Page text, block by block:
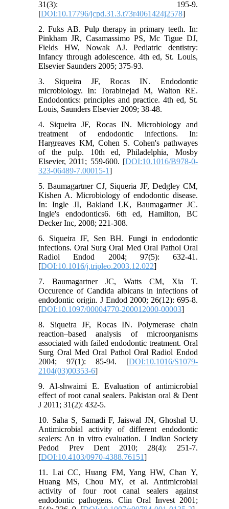
شد. پلیت ها در دمای 37 درجه سانتی گراد و به
مدت 48 ساعت انکوبه شدند. سپس قطر هاله
عدم رشد توسط کولیس برحسب میلی­متر اندازه
گیری شد. از تست کروسکال_والیس جهت
آنالیزهای آماری استفاده شد و حد معنی داری
کمتر از 0.05 برای تعیین معناداری اختلاف، در
نظر گرفته شد.
داری را بین میانه قطر هاله عدم رشد سه ماده
مورد بررسی نشان داد)
001/0
.(p< میانگین قطر
منطقه ممانعت از رشد قارچ به طور معناداری
ZOEبیشتر ازMetapexوSealapex
نتیجه گیری:براساس یافته های این مطالعه،
ZOE
از خاصیت ضدقارچ بیشتری نسبت
بهMetapexوSealapexبرخوردار
می باشد.
کلید واژه ها:پالپکتومی، کاندیداآلبیکانس، مواد
پرکننده کانال ریشه
وصول مقاله : 12/05/1394پذیرش مقاله:
15/08/1394
نویسنده مسوول: دکتر سمیه خرطومیان طوسی
so_khoramian@yahoo.com
مقدمه
گر چه درک اهمیت نگهداری دندان­های شیری
شیری، زودتر از هنگام از دست می­روند. دندان­های
شیری علاوه بر ایفای نقش زیبایی، تکلمی و
عملکردی، مسئولیت حفظ فضای دندان های
دائمی را نیز بر عهده دارند و لذا ضروری بنظر
می رسد تا جهت جلوگیری از مال اکلوژن، تا
پایان دوره خود، در دهان باقی بمانند. اما
متاسفانه به دلیل بالا بودن میزان پوسیدگی و
وضعیت آناتومیک، پالپ آنها سریعا درگیر شده و
خدمات درمان پالپ را می طلبند. در صورت
وجود شواهد التهاب پالپی غیرقابل برگشت یا
نکروز پالپ ریشه­ای در شرایطی که دندان دارای
ساپورت استخوانی مناسب باشد، درمان
بیماریهای پالپ و پری اپیکال را تایید کردند.5-3
علاوه بر باکتریها، نمونه­هایی از قارچ ها از جمله
کاندیدا، پاتوژن­های فرصت طلب هستند که توانایی
کلونیزه شدن و عفونت در کانال­های ریشه را دارا
با استفاده ازChain Reaction)
Polymerase
)
PCR،
کاندیدا آلبیکانس در 21 درصد از کانال­های ریشه
عفونی ردیابی شد.8
همچنین در مطالعات متعدد کاندیدا آلبیکانس یکی
31(3): 195-9.
[DOI:10.17796/jcpd.31.3.t73r4061424j2578]
2. Fuks AB. Pulp therapy in primary teeth. In:
Pinkham JR, Casamassimo PS, Mc Tigue DJ,
Fields HW, Nowak AJ. Pediatric dentistry:
Infancy through adolescence. 4th ed, St. Louis,
Elsevier Saunders 2005; 375-93.
3. Siqueira JF, Rocas IN. Endodontic
microbiology. In: Torabinejad M, Walton RE.
Endodontics: principles and practice. 4th ed, St.
Louis, Saunders Elsevier 2009; 38-48.
4. Siqueira JF, Rocas IN. Microbiology and
treatment of endodontic infections. In:
Hargreaves KM, Cohen S. Cohen's pathwayes
of the pulp. 10th ed, Philadelphia, Mosby
Elsevier, 2011; 559-600. [DOI:10.1016/B978-0-
323-06489-7.00015-1]
5. Baumagartner CJ, Siqueria JF, Dedgley CM,
Kishen A. Microbiology of endodontic disease.
In: Ingle JI, Bakland LK, Baumagartner JC.
Ingle's endodontics6. 6th ed, Hamilton, BC
Decker Inc, 2008; 221-308.
6. Siqueira JF, Sen BH. Fungi in endodontic
infections. Oral Surg Oral Med Oral Pathol Oral
Radiol Endod 2004; 97(5): 632-41.
[DOI:10.1016/j.tripleo.2003.12.022]
7. Baumagartner JC, Watts CM, Xia T.
Occurence of Candida albicans in infections of
endodontic origin. J Endod 2000; 26(12): 695-8.
[DOI:10.1097/00004770-200012000-00003]
8. Siqueira JF, Rocas IN. Polymerase chain
reaction–based analysis of microorganisms
associated with failed endodontic treatment. Oral
Surg Oral Med Oral Pathol Oral Radiol Endod
2004; 97(1): 85-94. [DOI:10.1016/S1079-
2104(03)00353-6]
9. Al-shwaimi E. Evaluation of antimicrobial
effect of root canal sealers. Pakistan oral & Dent
J 2011; 31(2): 432-5.
10. Saha S, Samadi F, Jaiswal JN, Ghoshal U.
Antimicrobial activity of different endodontic
sealers: An in vitro evaluation. J Indian Society
Pedod Prev Dent 2010; 28(4): 251-7.
[DOI:10.4103/0970-4388.76151]
11. Lai CC, Huang FM, Yang HW, Chan Y,
Huang MS, Chou MY, et al. Antimicrobial
activity of four root canal sealers against
endodontic pathogens. Clin Oral Invest 2001;